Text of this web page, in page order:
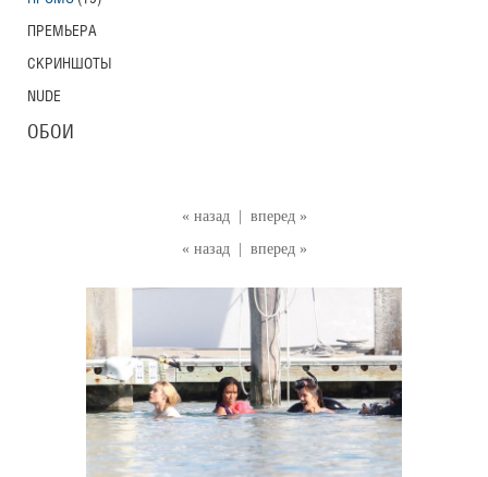
« назад
вперед »
« назад
вперед »
ПРЕМЬЕРА
СКРИНШОТЫ
NUDE
ОБОИ